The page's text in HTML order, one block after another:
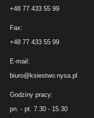
+48 77 433 55 99
Fax:
+48 77 433 55 99
E-mail:
biuro@ksiestwo.nysa.pl
Godziny pracy:
pn. - pt. 7.30 - 15.30